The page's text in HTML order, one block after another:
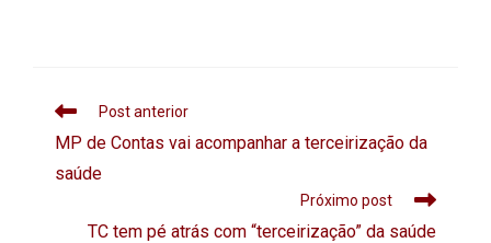
Post anterior
MP de Contas vai acompanhar a terceirização da
saúde
Próximo post
TC tem pé atrás com “terceirização” da saúde